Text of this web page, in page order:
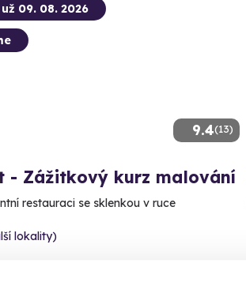
9.4(13)
09. 08. 2026
- Zážitkový kurz malování
restauraci se sklenkou v ruce
lokality)